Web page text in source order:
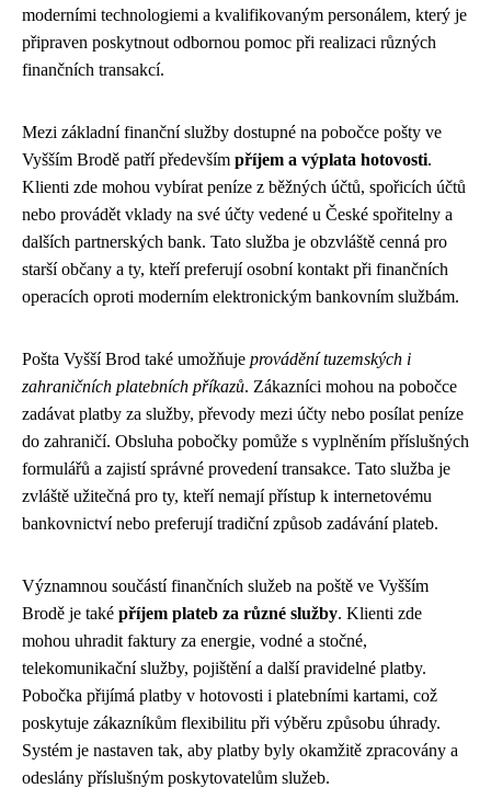
moderními technologiemi a kvalifikovaným personálem, který je
připraven poskytnout odbornou pomoc při realizaci různých
finančních transakcí.
Mezi základní finanční služby dostupné na pobočce pošty ve
Vyšším Brodě patří především příjem a výplata hotovosti.
Klienti zde mohou vybírat peníze z běžných účtů, spořicích účtů
nebo provádět vklady na své účty vedené u České spořitelny a
dalších partnerských bank. Tato služba je obzvláště cenná pro
starší občany a ty, kteří preferují osobní kontakt při finančních
operacích oproti moderním elektronickým bankovním službám.
Pošta Vyšší Brod také umožňuje provádění tuzemských i
zahraničních platebních příkazů. Zákazníci mohou na pobočce
zadávat platby za služby, převody mezi účty nebo posílat peníze
do zahraničí. Obsluha pobočky pomůže s vyplněním příslušných
formulářů a zajistí správné provedení transakce. Tato služba je
zvláště užitečná pro ty, kteří nemají přístup k internetovému
bankovnictví nebo preferují tradiční způsob zadávání plateb.
Významnou součástí finančních služeb na poště ve Vyšším
Brodě je také příjem plateb za různé služby. Klienti zde
mohou uhradit faktury za energie, vodné a stočné,
telekomunikační služby, pojištění a další pravidelné platby.
Pobočka přijímá platby v hotovosti i platebními kartami, což
poskytuje zákazníkům flexibilitu při výběru způsobu úhrady.
Systém je nastaven tak, aby platby byly okamžitě zpracovány a
odeslány příslušným poskytovatelům služeb.